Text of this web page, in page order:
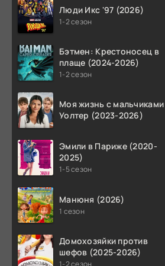
Люди Икс '97 (2026)
1-2 сезон
Бэтмен: Крестоносец в
плаще (2024-2026)
1-2 сезон
Моя жизнь с мальчиками
Уолтер (2023-2026)
Эмили в Париже (2020-
2025)
1-5 сезон
Манюня (2026)
1 сезон
Домохозяйки против
шефов (2025-2026)